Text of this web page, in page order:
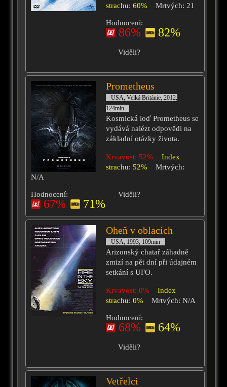
strachu: 60%
Mrtvých: 21
Hodnocení:
86% 82%
Viděli?
Prometheus
USA, Velká Británie, 2012,
124min
Kosmická loď Prometheus se
vydává nalézt odpovědi na
základní otázky života.
Krvavost: 52%
Index
strachu: 52%
Mrtvých:
N/A
Hodnocení:
67% 71%
Viděli?
Oheň v oblacích
USA, 1993, 109min
Arizonský chatař záhadně
zmizí na pět dní při údajném
setkání s UFO.
Krvavost: 0%
Index
strachu: 0%
Mrtvých: N/A
Hodnocení:
68% 64%
Viděli?
Vetřelci